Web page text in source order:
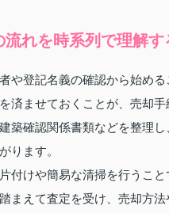
れを時系列で理解す
や登記名義の確認から始める
済ませておくことが、売却
築確認関係書類などを整理
ります。
付けや簡易な清掃を行うこと
まえて査定を受け、売却方